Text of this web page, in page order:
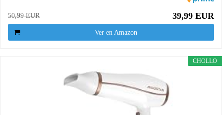
50,99 EUR 39,99 EUR
Ver en Amazon
CHOLLO